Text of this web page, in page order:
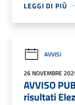
LEGGI DI PIÙ
AVVISI
26 NOVEMBRE
AVVISO
risultati